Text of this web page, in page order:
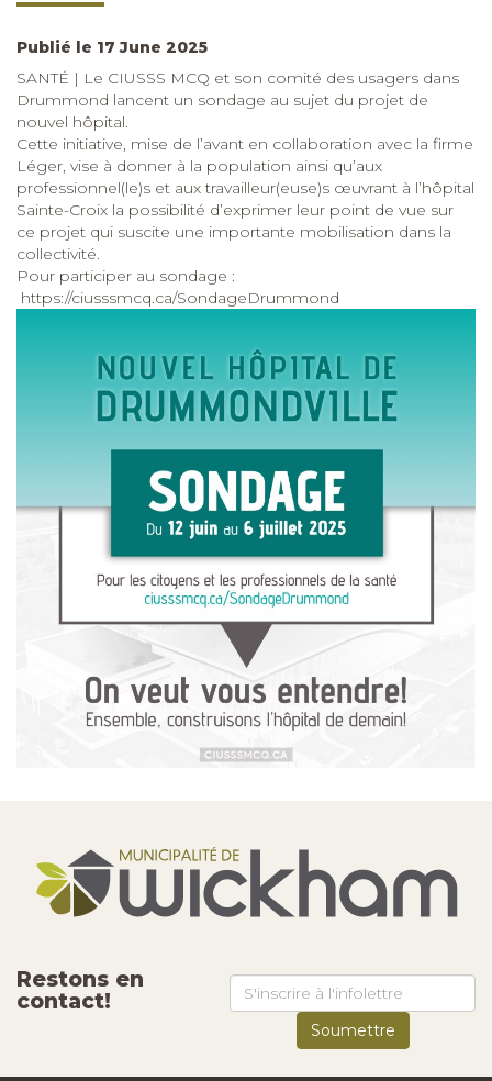
Publié le 17 June 2025
SANTÉ | Le CIUSSS MCQ et son comité des usagers dans
Drummond lancent un sondage au sujet du projet de
nouvel hôpital.
Cette initiative, mise de l’avant en collaboration avec la firme
Léger, vise à donner à la population ainsi qu’aux
professionnel(le)s et aux travailleur(euse)s œuvrant à l’hôpital
Sainte-Croix la possibilité d’exprimer leur point de vue sur
ce projet qui suscite une importante mobilisation dans la
collectivité.
Pour participer au sondage :
https://ciusssmcq.ca/SondageDrummond
Restons en
contact!